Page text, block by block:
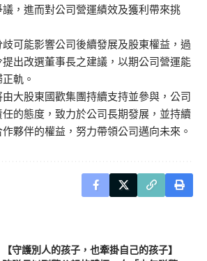
，進而對公司營運績效及獲利帶來挑
可能影響公司後續發展及股東權益，過
出改選董事長之建議，以期公司營運能
軌。
大股東國歡集團持續支持並參與，公司
的態度，致力於公司長期發展，並持續
夥伴的權益，努力帶領公司邁向未來。
【守護別人的孩子，也牽掛自己的孩子】